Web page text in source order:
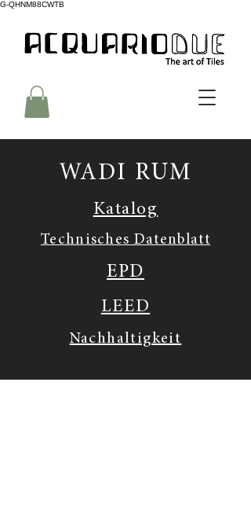
G-QHNM88CWTB
WADI RUM
Katalog
Technisches Datenblatt
EPD
LEED
Nachhaltigkeit